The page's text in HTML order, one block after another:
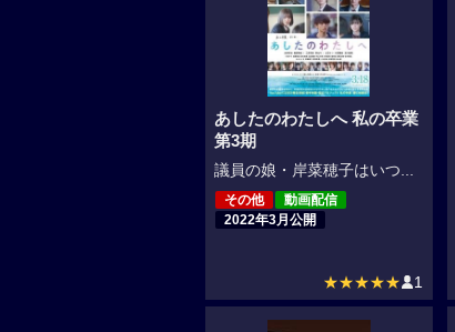
あしたのわたしへ 私の卒業
第3期
議員の娘・岸菜穂子はいつ...
その他
動画配信
2022年3月公開
★★★★★ 1